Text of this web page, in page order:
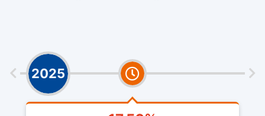
2025